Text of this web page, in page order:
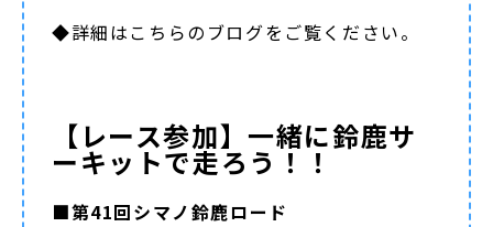
◆詳細はこちらのブログをご覧ください。
【レース参加】一緒に鈴鹿サ
ーキットで走ろう！！
■第41回シマノ鈴鹿ロード